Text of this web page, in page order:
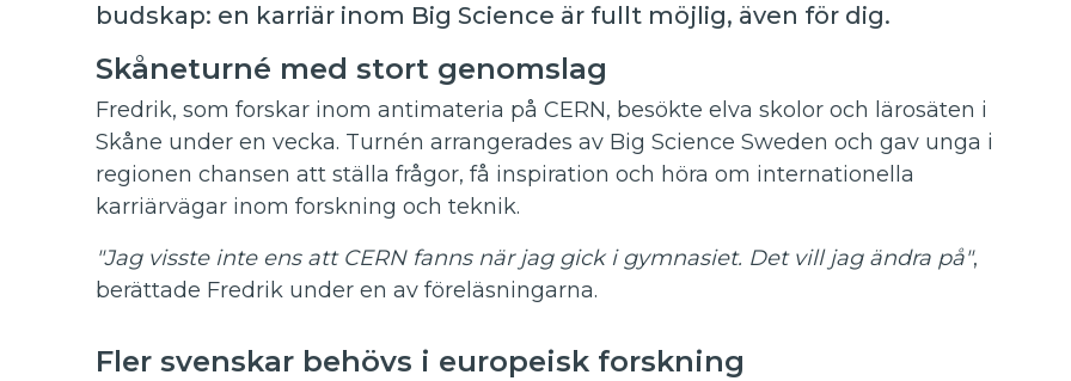
budskap: en karriär inom Big Science är fullt möjlig, även för dig.
Skåneturné med stort genomslag
Fredrik, som forskar inom antimateria på CERN, besökte elva skolor och lärosäten i
Skåne under en vecka. Turnén arrangerades av Big Science Sweden och gav unga i
regionen chansen att ställa frågor, få inspiration och höra om internationella
karriärvägar inom forskning och teknik.
"Jag visste inte ens att CERN fanns när jag gick i gymnasiet. Det vill jag ändra på",
berättade Fredrik under en av föreläsningarna.
Fler svenskar behövs i europeisk forskning